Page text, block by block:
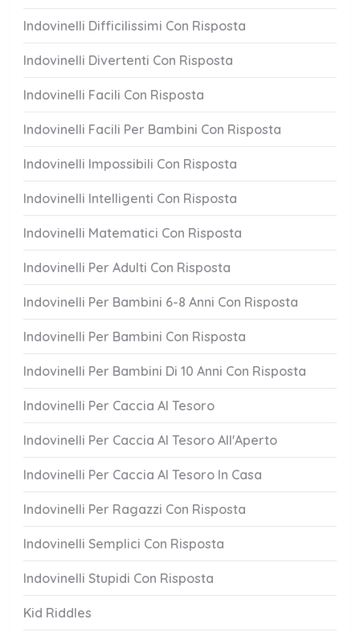
Indovinelli Difficilissimi Con Risposta
Indovinelli Divertenti Con Risposta
Indovinelli Facili Con Risposta
Indovinelli Facili Per Bambini Con Risposta
Indovinelli Impossibili Con Risposta
Indovinelli Intelligenti Con Risposta
Indovinelli Matematici Con Risposta
Indovinelli Per Adulti Con Risposta
Indovinelli Per Bambini 6-8 Anni Con Risposta
Indovinelli Per Bambini Con Risposta
Indovinelli Per Bambini Di 10 Anni Con Risposta
Indovinelli Per Caccia Al Tesoro
Indovinelli Per Caccia Al Tesoro All'Aperto
Indovinelli Per Caccia Al Tesoro In Casa
Indovinelli Per Ragazzi Con Risposta
Indovinelli Semplici Con Risposta
Indovinelli Stupidi Con Risposta
Kid Riddles